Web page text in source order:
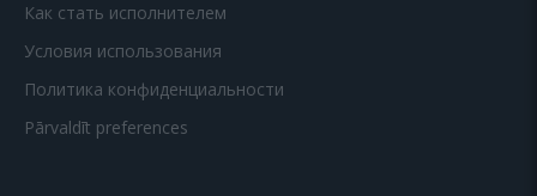
Как стать исполнителем
Условия использования
Политика конфиденциальности
Pārvaldīt preferences